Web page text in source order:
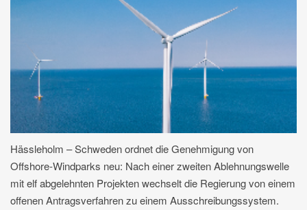
Hässleholm – Schweden ordnet die Genehmigung von
Offshore-Windparks neu: Nach einer zweiten Ablehnungswelle
mit elf abgelehnten Projekten wechselt die Regierung von einem
offenen Antragsverfahren zu einem Ausschreibungssystem.